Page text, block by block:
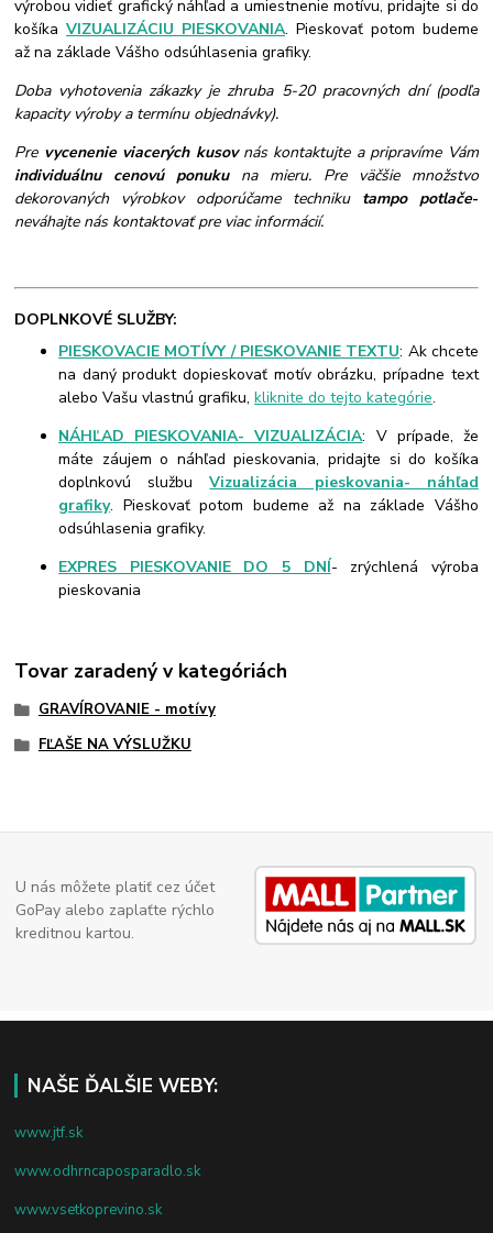
výrobou vidieť grafický náhľad a umiestnenie motívu, pridajte si do
košíkaVIZUALIZÁCIU PIESKOVANIA. Pieskovať potom budeme
až na základe Vášho odsúhlasenia grafiky.
Doba vyhotovenia zákazky je zhruba 5-20 pracovných dní (podľa
kapacity výroby a termínu objednávky).
Pre vycenenie viacerých kusovnás kontaktujte a pripravíme Vám
individuálnu cenovú ponukuna mieru. Pre väčšie množstvo
dekorovaných výrobkov odporúčame techniku tampo potlače-
neváhajte nás kontaktovať pre viac informácií.
DOPLNKOVÉ SLUŽBY:
PIESKOVACIE MOTÍVY / PIESKOVANIE TEXTU: Ak chcete
na daný produkt dopieskovať motív obrázku, prípadne text
alebo Vašu vlastnú grafiku,kliknite do tejto kategórie.
NÁHĽAD PIESKOVANIA- VIZUALIZÁCIA: V prípade, že
máte záujem o náhľad pieskovania, pridajte si do košíka
doplnkovú službuVizualizácia pieskovania- náhľad
grafiky. Pieskovať potom budeme až na základe Vášho
odsúhlasenia grafiky.
EXPRES PIESKOVANIE DO 5 DNÍ- zrýchlená výroba
pieskovania
Tovar zaradený v kategóriách
GRAVÍROVANIE - motívy
FĽAŠE NA VÝSLUŽKU
U nás môžete platiť cez účet
GoPay alebo zaplaťte rýchlo
kreditnou kartou.
NAŠE ĎALŠIE WEBY:
www.jtf.sk
www.odhrncaposparadlo.sk
www.vsetkoprevino.sk